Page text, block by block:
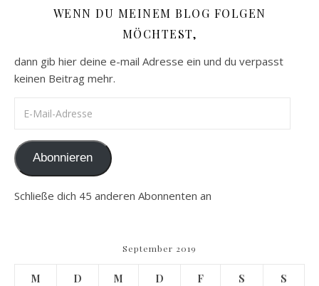
WENN DU MEINEM BLOG FOLGEN
MÖCHTEST,
dann gib hier deine e-mail Adresse ein und du verpasst
keinen Beitrag mehr.
Abonnieren
Schließe dich 45 anderen Abonnenten an
September 2019
M D M D F S S